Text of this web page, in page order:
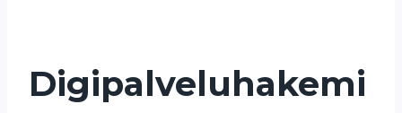
Digipalveluhakemi